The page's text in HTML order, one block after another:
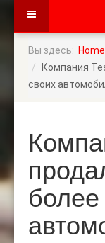
Вы здесь: Home
Компания
своих